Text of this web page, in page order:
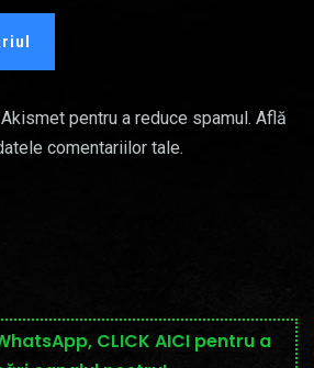
pentru a reduce spamul. Află
comentariilor tale.
CLICK AICI pentru a